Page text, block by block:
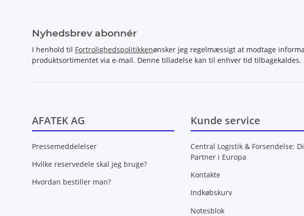
Nyhedsbrev abonnér
I henhold til Fortrolighedspolitikkenønsker jeg regelmæssigt at modtage
produktsortimentet via e-mail. Denne tilladelse kan til enhver tid tilbagekaldes.
AFATEK AG
Pressemeddelelser
Hvilke reservedele skal jeg bruge?
Hvordan bestiller man?
Kunde service
Central Logistik & Forsendelse:
Partner i Europa
Kontakte
Indkøbskurv
Notesblok